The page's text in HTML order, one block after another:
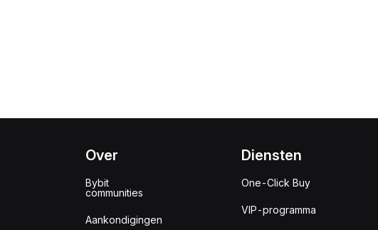
Over
Bybit
communities
Aankondigingen
Diensten
One-Click Buy
VIP-programma